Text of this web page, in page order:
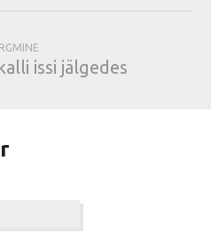
issi jälgedes